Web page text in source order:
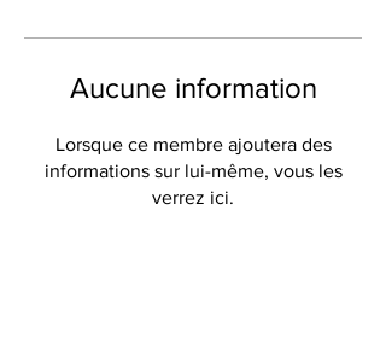
Aucune information
Lorsque ce membre ajoutera des
informations sur lui-même, vous les
verrez ici.